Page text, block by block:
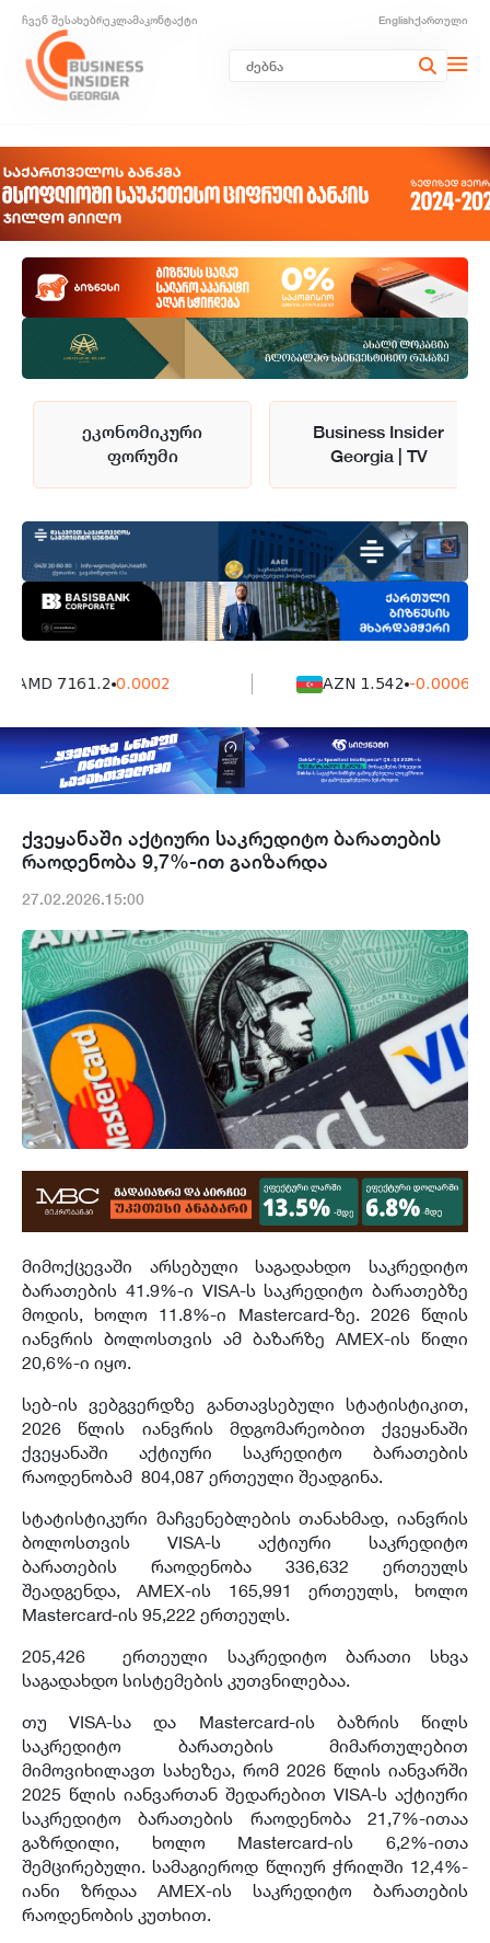
ჩვენ შესახებრეკლამაკონტაქტი Englishქართული
ეკონომიკური
ფორუმი
Business Insider
Georgia | TV
AMD 7161.2 0.0002 AZN 1.542 -0.0006
ქვეყანაში აქტიური საკრედიტო ბარათების
რაოდენობა 9,7%-ით გაიზარდა
27.02.2026.15:00
მიმოქცევაში არსებული საგადახდო საკრედიტო
ბარათების 41.9%-ი VISA-ს საკრედიტო ბარათებზე
მოდის, ხოლო 11.8%-ი Mastercard-ზე. 2026 წლის
იანვრის ბოლოსთვის ამ ბაზარზე AMEX-ის წილი
20,6%-ი იყო.
სებ-ის ვებგვერდზე განთავსებული სტატისტიკით,
2026 წლის იანვრის მდგომარეობით ქვეყანაში
ქვეყანაში აქტიური საკრედიტო ბარათების
რაოდენობამ 804,087 ერთეული შეადგინა.
სტატისტიკური მაჩვენებლების თანახმად, იანვრის
ბოლოსთვის VISA-ს აქტიური საკრედიტო
ბარათების რაოდენობა 336,632 ერთეულს
შეადგენდა, AMEX-ის 165,991 ერთეულს, ხოლო
Mastercard-ის 95,222 ერთეულს.
205,426 ერთეული საკრედიტო ბარათი სხვა
საგადახდო სისტემების კუთვნილებაა.
თუ VISA-სა და Mastercard-ის ბაზრის წილს
საკრედიტო ბარათების მიმართულებით
მიმოვიხილავთ სახეზეა, რომ 2026 წლის იანვარში
2025 წლის იანვართან შედარებით VISA-ს აქტიური
საკრედიტო ბარათების რაოდენობა 21,7%-ითაა
გაზრდილი, ხოლო Mastercard-ის 6,2%-ითა
შემცირებული. სამაგიეროდ წლიურ ჭრილში 12,4%-
იანი ზრდაა AMEX-ის საკრედიტო ბარათების
რაოდენობის კუთხით.